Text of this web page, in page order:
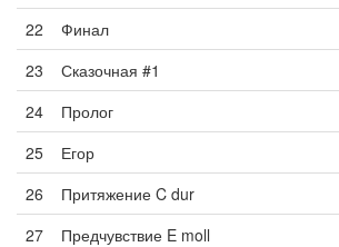
22
Финал
23
Сказочная #1
24
Пролог
25
Егор
26
Притяжение C dur
27
Предчувствие E moll